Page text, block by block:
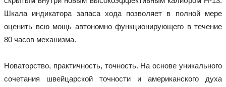
Шкала индикатора запаса хода позволяет в полной мере
оценить всю мощь автономно функционирующего в течение
80 часов механизма.
Новаторство, практичность, точность. На основе уникального
сочетания швейцарской точности и американского духа